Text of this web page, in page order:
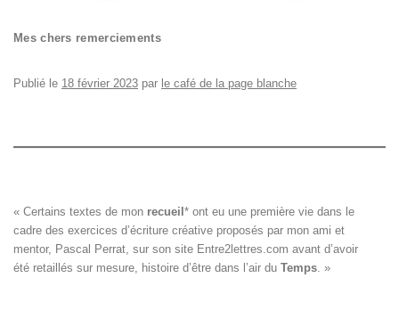
Mes chers remerciements
Publié le 18 février 2023 par le café de la page blanche
« Certains textes de mon recueil * ont eu une première vie dans le
cadre des exercices d’écriture créative proposés par mon ami et
mentor, Pascal Perrat, sur son site Entre2lettres.com avant d’avoir
été retaillés sur mesure, histoire d’être dans l’air du Temps. »